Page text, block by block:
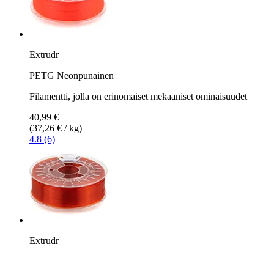
Extrudr
PETG Neonpunainen
Filamentti, jolla on erinomaiset mekaaniset ominaisuudet
40,99 €
(37,26 € / kg)
4.8 (6)
Extrudr